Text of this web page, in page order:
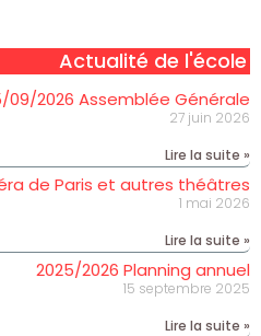
Actualité de l'école
09/2026 Assemblée Générale
27 juin 2026
Lire la suite »
de Paris et autres théâtres
1 mai 2026
Lire la suite »
2025/2026 Planning annuel
15 septembre 2025
Lire la suite »